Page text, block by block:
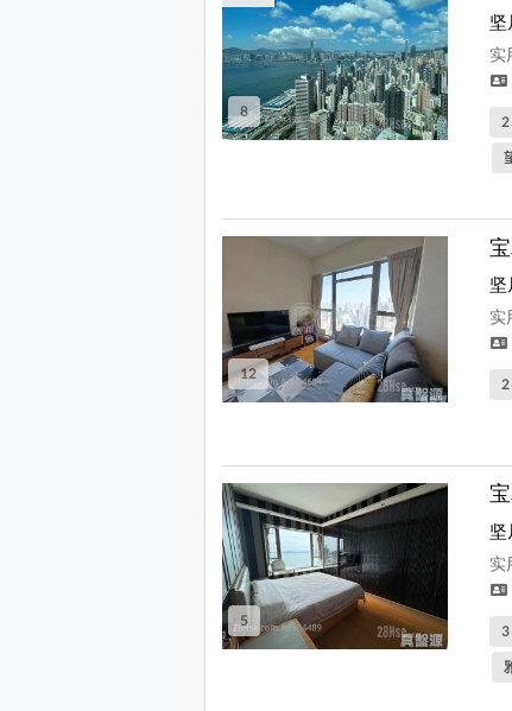
8
坚
实
2
12
坚
实
2
5
坚
实